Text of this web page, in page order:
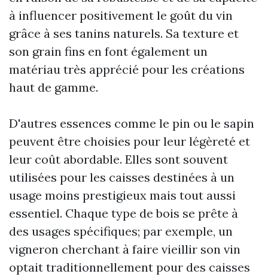
à influencer positivement le goût du vin
grâce à ses tanins naturels. Sa texture et
son grain fins en font également un
matériau très apprécié pour les créations
haut de gamme.
D'autres essences comme le pin ou le sapin
peuvent être choisies pour leur légèreté et
leur coût abordable. Elles sont souvent
utilisées pour les caisses destinées à un
usage moins prestigieux mais tout aussi
essentiel. Chaque type de bois se prête à
des usages spécifiques; par exemple, un
vigneron cherchant à faire vieillir son vin
optait traditionnellement pour des caisses